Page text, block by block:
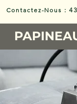
Contactez-Nous :